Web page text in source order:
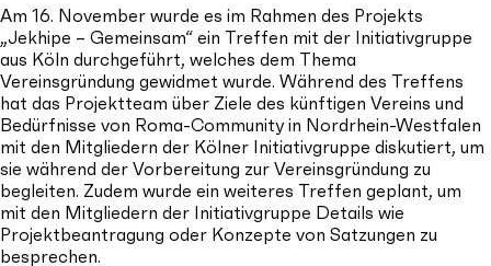
Am 16. November wurde es im Rahmen des Projekts
„Jekhipe – Gemeinsam“ ein Treffen mit der Initiativgruppe
aus Köln durchgeführt, welches dem Thema
Vereinsgründung gewidmet wurde. Während des Treffens
hat das Projektteam über Ziele des künftigen Vereins und
Bedürfnisse von Roma-Community in Nordrhein-Westfalen
mit den Mitgliedern der Kölner Initiativgruppe diskutiert, um
sie während der Vorbereitung zur Vereinsgründung zu
begleiten. Zudem wurde ein weiteres Treffen geplant, um
mit den Mitgliedern der Initiativgruppe Details wie
Projektbeantragung oder Konzepte von Satzungen zu
besprechen.